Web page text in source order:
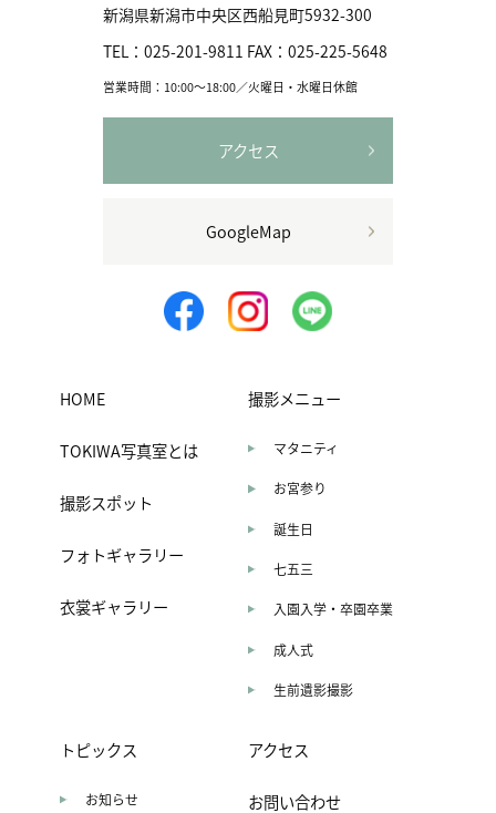
新潟県新潟市中央区⻄船見町5932-300
TEL： 025-201-9811 FAX： 025-225-5648
営業時間：10:00〜18:00／火曜日・水曜日休館
アクセス
GoogleMap
HOME
TOKIWA写真室とは
撮影スポット
フォトギャラリー
衣裳ギャラリー
撮影メニュー
マタニティ
お宮参り
誕生日
七五三
入園入学・卒園卒業
成人式
生前遺影撮影
トピックス
お知らせ
アクセス
お問い合わせ